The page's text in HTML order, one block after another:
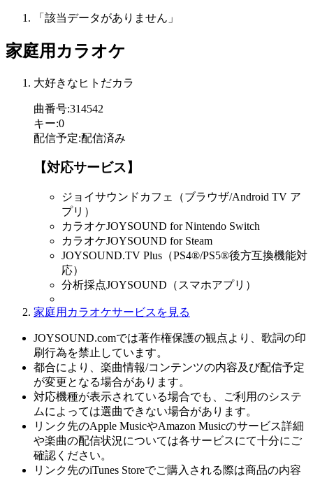
「該当データがありません」
家庭用カラオケ
大好きなヒトだカラ
曲番号:314542
キー:0
配信予定:配信済み
【対応サービス】
ジョイサウンドカフェ（ブラウザ/Android TV ア
プリ）
カラオケJOYSOUND for Nintendo Switch
カラオケJOYSOUND for Steam
JOYSOUND.TV Plus（PS4®/PS5®後方互換機能対
応）
分析採点JOYSOUND（スマホアプリ）
家庭用カラオケサービスを見る
JOYSOUND.comでは著作権保護の観点より、歌詞の印
刷行為を禁止しています。
都合により、楽曲情報/コンテンツの内容及び配信予定
が変更となる場合があります。
対応機種が表示されている場合でも、ご利用のシステ
ムによっては選曲できない場合があります。
リンク先のApple MusicやAmazon Musicのサービス詳細
や楽曲の配信状況については各サービスにて十分にご
確認ください。
リンク先のiTunes Storeでご購入される際は商品の内容